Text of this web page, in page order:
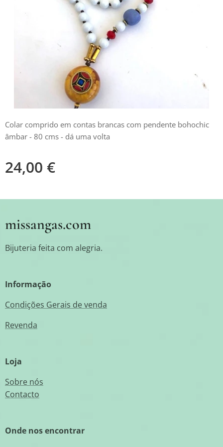
Colar comprido em contas brancas com pendente bohochic
âmbar - 80 cms - dá uma volta
24,00 €
missangas.com
Bijuteria feita com alegria.
Informação
Condições Gerais de venda
Revenda
Loja
Sobre nós
Contacto
Onde nos encontrar